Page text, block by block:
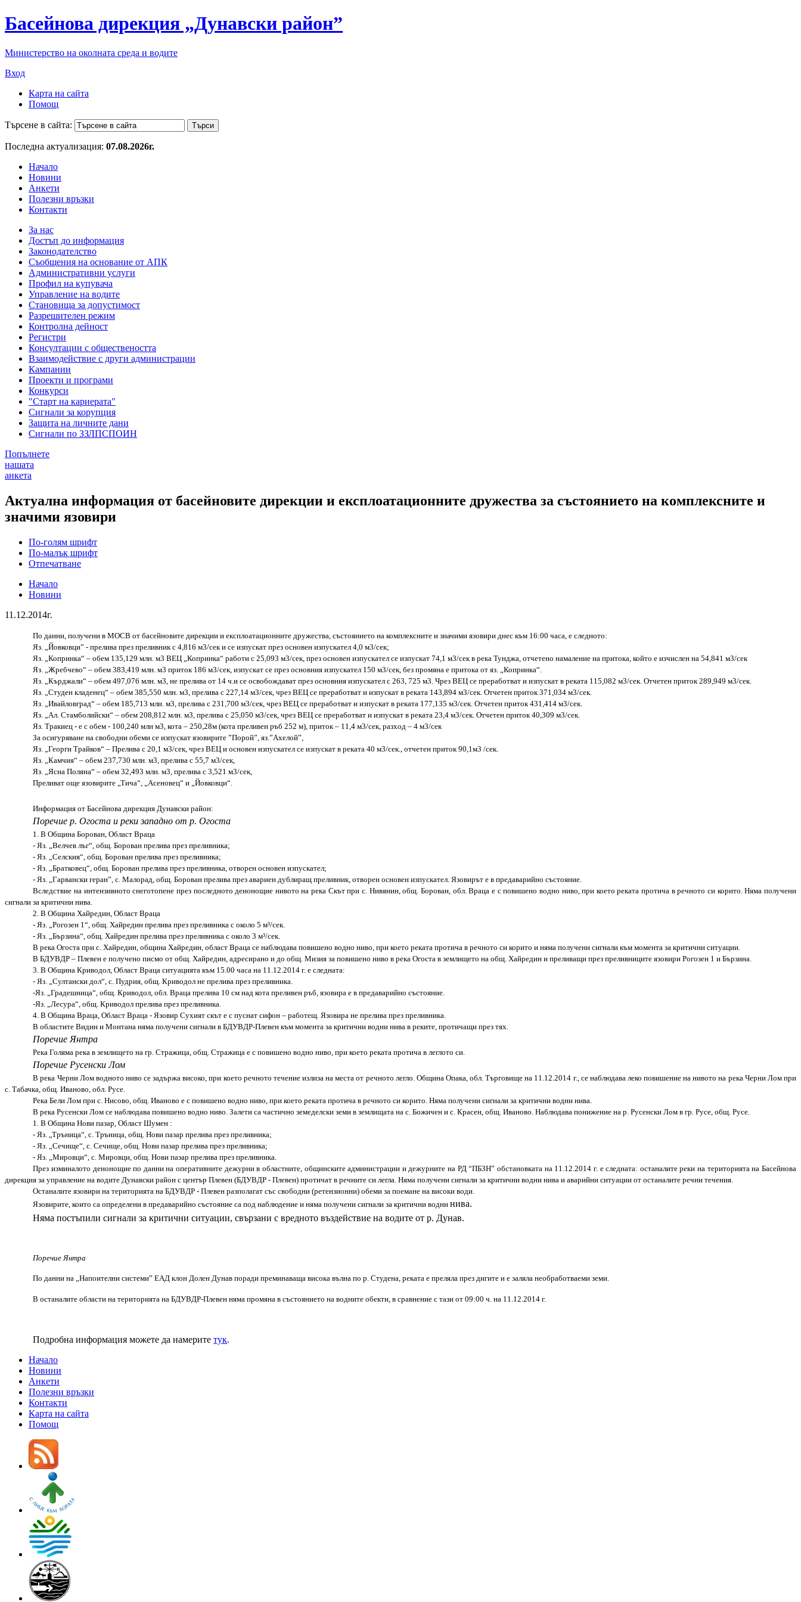
Басейнова дирекция „Дунавски район”
Министерство на околната среда и водите
Вход
Карта на сайта
Помощ
Търсене в сайта:
Последна актуализация: 07.08.2026г.
Начало
Новини
Анкети
Полезни връзки
Контакти
За нас
Достъп до информация
Законодателство
Съобщения на основание от АПК
Административни услуги
Профил на купувача
Управление на водите
Становища за допустимост
Разрешителен режим
Контролна дейност
Регистри
Консултации с обществеността
Взаимодействие с други администрации
Кампании
Проекти и програми
Конкурси
"Старт на кариерата"
Сигнали за корупция
Защита на личните дани
Сигнали по ЗЗЛПСПОИН
Попълнете
нашата
анкета
Актуална информация от басейновите дирекции и експлоатационните дружества за състоянието на комплексните и
значими язовири
По-голям шрифт
По-малък шрифт
Отпечатване
Начало
Новини
11.12.2014г.
По данни, получени в МОСВ от басейновите дирекции и експлоатационните дружества, състоянието на комплексните и значими язовири днес към 16:00 часа, е следното:
Яз. „Йовковци” - прелива през преливник с 4,816 м3/сек и се изпускат през основен изпускател 4,0 м3/сек;
Яз. „Копринка“ – обем 135,129 млн. м3 ВЕЦ „Копринка“ работи с 25,093 м3/сек, през основен изпускател се изпускат 74,1 м3/сек в река Тунджа, отчетено намаление на притока, който е изчислен на 54,841 м3/сек
Яз. „Жребчево“ – обем 383,419 млн. м3 приток 186 м3/сек, изпускат се през основния изпускател 150 м3/сек, без промяна е притока от яз. „Копринка“.
Яз. „Кърджали“ – обем 497,076 млн. м3, не прелива от 14 ч.и се освобождават през основния изпускател с 263, 725 м3. Чрез ВЕЦ се преработват и изпускат в реката 115,082 м3/сек. Отчетен приток 289,949 м3/сек.
Яз. „Студен кладенец“ – обем 385,550 млн. м3, прелива с 227,14 м3/сек, чрез ВЕЦ се преработват и изпускат в реката 143,894 м3/сек. Отчетен приток 371,034 м3/сек.
Яз. „Ивайловград“ – обем 185,713 млн. м3, прелива с 231,700 м3/сек, чрез ВЕЦ се преработват и изпускат в реката 177,135 м3/сек. Отчетен приток 431,414 м3/сек.
Яз. „Ал. Стамболийски“ – обем 208,812 млн. м3, прелива с 25,050 м3/сек, чрез ВЕЦ се преработват и изпускат в реката 23,4 м3/сек. Отчетен приток 40,309 м3/сек.
Яз. Тракиец - е с обем - 100,240 млн м3, кота – 250,28м (кота преливен ръб 252 м), приток – 11,4 м3/сек, разход – 4 м3/сек
За осигуряване на свободни обеми се изпускат язовирите ”Порой”, яз.”Ахелой”,
Яз. „Георги Трайков“ – Прелива с 20,1 м3/сек, чрез ВЕЦ и основен изпускател се изпускат в реката 40 м3/сек., отчетен приток 90,1м3 /сек.
Яз. „Камчия“ – обем 237,730 млн. м3, прелива с 55,7 м3/сек,
Яз. „Ясна Поляна“ – обем 32,493 млн. м3, прелива с 3,521 м3/сек,
Преливат още язовирите „Тича“, „Асеновец“ и „Йовковци“.
Информация от Басейнова дирекция Дунавски район:
Поречие р. Огоста и реки западно от р. Огоста
1. В Община Борован, Област Враца
- Яз. „Велчев лъг“, общ. Борован прелива през преливника;
- Яз. „Селския“, общ. Борован прелива през преливника;
- Яз. „Братковец“, общ. Борован прелива през преливника, отворен основен изпускател;
- Яз. „Гарвански геран”, с. Малорад, общ. Борован прелива през авариен дублиращ преливник, отворен основен изпускател. Язовирът е в предаварийно състояние.
Вследствие на интензивното снеготопене през последното денонощие нивото на река Скът при с. Нивянин, общ. Борован, обл. Враца е с повишено водно ниво, при което реката протича в речното си корито. Няма получени
сигнали за критични нива.
2. В Община Хайредин, Област Враца
- Яз. „Рогозен 1“, общ. Хайредин прелива през преливника с около 5 м³/cек.
- Яз. „Бързина“, общ. Хайредин прелива през преливника с около 3 м³/cек.
В река Огоста при с. Хайредин, община Хайредин, област Враца се наблюдава повишено водно ниво, при което реката протича в речното си корито и няма получени сигнали към момента за критични ситуации.
В БДУВДР – Плевен е получено писмо от общ. Хайредин, адресирано и до общ. Мизия за повишено ниво в река Огоста в землището на общ. Хайредин и преливащи през преливниците язовири Рогозен 1 и Бързина.
3. В Община Криводол, Област Враца ситуацията към 15.00 часа на 11.12.2014 г. е следната:
- Яз. „Султански дол“, с. Пудрия, общ. Криводол не прелива през преливника.
-Яз. „Градешница“, общ. Криводол, обл. Враца прелива 10 см над кота преливен ръб, язовира е в предаварийно състояние.
-Яз. „Лесура“, общ. Криводол прелива през преливника.
4. В Община Враца, Област Враца - Язовир Сухият скът е с пуснат сифон – работещ. Язовира не прелива през преливника.
В областите Видин и Монтана няма получени сигнали в БДУВДР-Плевен към момента за критични водни нива в реките, протичащи през тях.
Поречие Янтра
Река Голяма река в землището на гр. Стражица, общ. Стражица е с повишено водно ниво, при което реката протича в леглото си.
Поречие Русенски Лом
В рeка Черни Лом водното ниво се задържа високо, при което речното течение излиза на места от речното легло. Община Опака, обл. Търговище на 11.12.2014 г., се наблюдава леко повишение на нивото на река Черни Лом при
с. Табачка, общ. Иваново, обл. Русе.
Река Бели Лом при с. Нисово, общ. Иваново е с повишено водно ниво, при което реката протича в речното си корито. Няма получени сигнали за критични водни нива.
В река Русенски Лом се наблюдава повишено водно ниво. Залети са частично земеделски земи в землищата на с. Божичен и с. Красен, общ. Иваново. Наблюдава понижение на р. Русенски Лом в гр. Русе, общ. Русе.
1. В Община Нови пазар, Област Шумен :
- Яз. „Тръница“, с. Тръница, общ. Нови пазар прелива през преливника;
- Яз. „Сечище“, с. Сечище, общ. Нови пазар прелива през преливника;
- Яз. „Мировци“, с. Мировци, общ. Нови пазар прелива през преливника.
През изминалото денонощие по данни на оперативните дежурни в областните, общинските администрации и дежурните на РД “ПБЗН” обстановката на 11.12.2014 г. е следната: останалите реки на територията на Басейнова
дирекция за управление на водите Дунавски район с център Плевен (БДУВДР - Плевен) протичат в речните си легла. Няма получени сигнали за критични водни нива и аварийни ситуации от останалите речни течения.
Останалите язовири на територията на БДУВДР - Плевен разполагат със свободни (ретензионни) обеми за поемане на високи води.
Язовирите, които са определени в предаварийно състояние са под наблюдение и няма получени сигнали за критични воднинива.
Няма постъпили сигнали за критични ситуации, свързани с вредното въздействие на водите от р. Дунав.
Поречие Янтра
По данни на „Напоителни системи” ЕАД клон Долен Дунав поради преминаваща висока вълна по р. Студена, реката е преляла през дигите и е заляла необработваеми земи.
В останалите области на територията на БДУВДР-Плевен няма промяна в състоянието на водните обекти, в сравнение с тази от 09:00 ч. на 11.12.2014 г.
Подробна информация можете да намеритетук.
Начало
Новини
Анкети
Полезни връзки
Контакти
Карта на сайта
Помощ